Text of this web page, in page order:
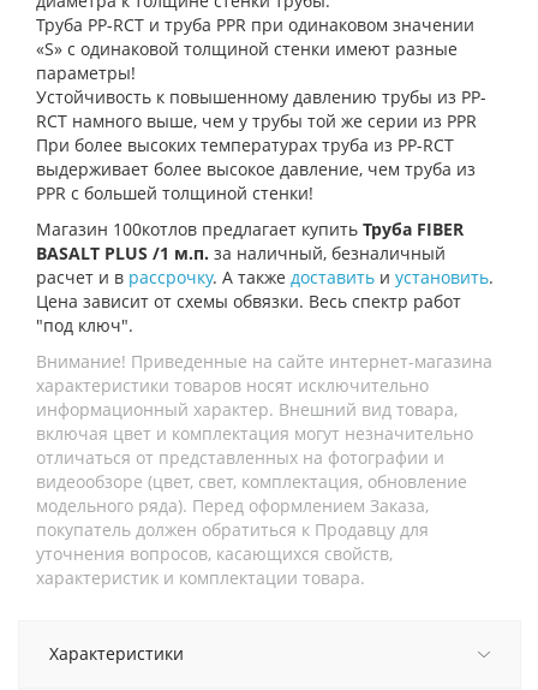
Труба PP-RCT и труба PPR при одинаковом значении
«S» с одинаковой толщиной стенки имеют разные
параметры!
Устойчивость к повышенному давлению трубы из PP-
RCT намного выше, чем у трубы той же серии из PPR
При более высоких температурах труба из PP-RCT
выдерживает более высокое давление, чем труба из
PPR с большей толщиной стенки!
Магазин 100котлов предлагает купить Труба FIBER
BASALT PLUS /1 м.п. за наличный, безналичный
расчет и в рассрочку. А также доставить и установить.
Цена зависит от схемы обвязки. Весь спектр работ
"под ключ".
Внимание! Приведенные на сайте интернет-магазина
характеристики товаров носят исключительно
информационный характер. Внешний вид товара,
включая цвет и комплектация могут незначительно
отличаться от представленных на фотографии и
видеообзоре (цвет, свет, комплектация, обновление
модельного ряда). Перед оформлением Заказа,
покупатель должен обратиться к Продавцу для
уточнения вопросов, касающихся свойств,
характеристик и комплектации товара.
Характеристики